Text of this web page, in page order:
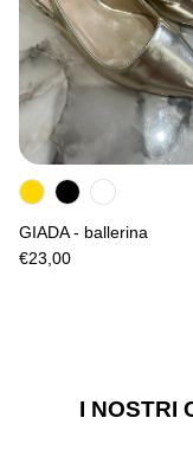
GIADA - ballerina
€23,00
I NOSTRI